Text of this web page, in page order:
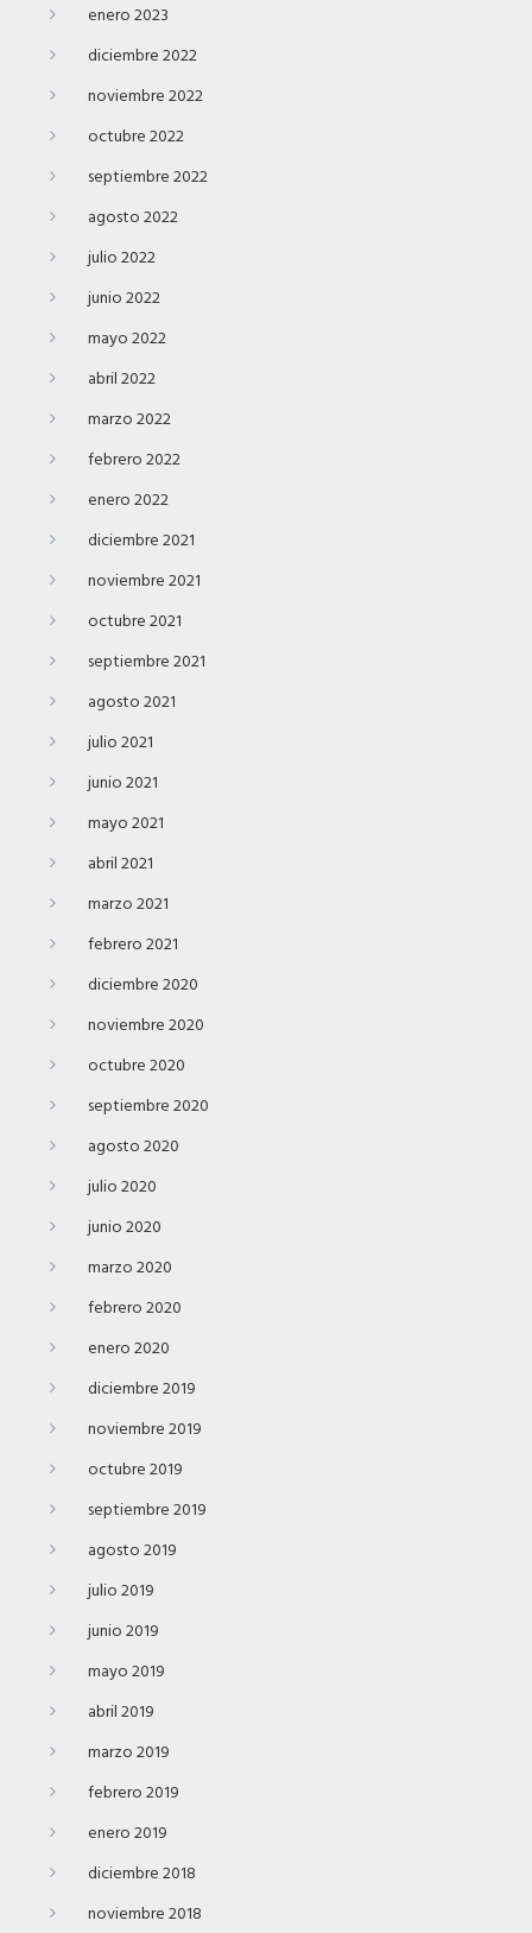
enero 2023
diciembre 2022
noviembre 2022
octubre 2022
septiembre 2022
agosto 2022
julio 2022
junio 2022
mayo 2022
abril 2022
marzo 2022
febrero 2022
enero 2022
diciembre 2021
noviembre 2021
octubre 2021
septiembre 2021
agosto 2021
julio 2021
junio 2021
mayo 2021
abril 2021
marzo 2021
febrero 2021
diciembre 2020
noviembre 2020
octubre 2020
septiembre 2020
agosto 2020
julio 2020
junio 2020
marzo 2020
febrero 2020
enero 2020
diciembre 2019
noviembre 2019
octubre 2019
septiembre 2019
agosto 2019
julio 2019
junio 2019
mayo 2019
abril 2019
marzo 2019
febrero 2019
enero 2019
diciembre 2018
noviembre 2018